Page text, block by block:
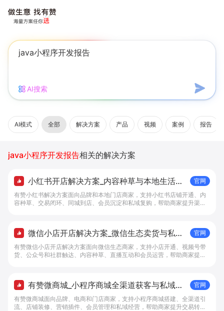
AI搜索
AI模式 全部 解决方案 产品 视频 案例 报告
java小程序开发报告相关的解决方案
小红书开店解决方案_内容种草与本地生活转
化工具 - 做生意, 找有赞
官网
有赞小红书解决方案面向品牌和本地门店商家，支持小红书店铺开通、内
容种草、交易闭环、同城到店、会员沉淀和私域复购，帮助商家提升渠道
微信小店开店解决方案_微信生态卖货与私域
经营 - 做生意, 找有赞
官网
有赞微信小店开店解决方案面向微信生态商家，支持小店开通、视频号带
货、公众号和社群触达、内容种草、直播互动和会员运营，帮助商家提升
有赞微商城_小程序商城全渠道获客与私域复
购工具 - 做生意, 找有赞
官网
有赞微商城面向品牌、电商和门店商家，支持小程序商城搭建、全渠道引
流、店铺装修、营销插件、会员管理和私域经营，帮助商家提升交易转化